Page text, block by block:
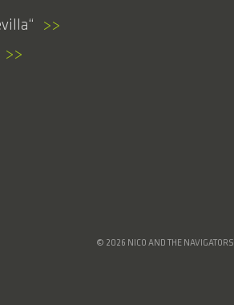
>>
>>
© 2026 NICO AND THE NAVIGATORS